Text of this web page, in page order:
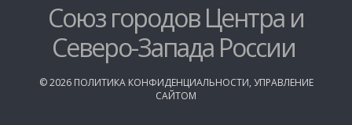
Союз городов Центра и
Северо-Запада России
©2026 ПОЛИТИКА КОНФИДЕНЦИАЛЬНОСТИ, УПРАВЛЕНИЕ
САЙТОМ